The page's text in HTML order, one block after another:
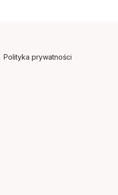
Polityka prywatności